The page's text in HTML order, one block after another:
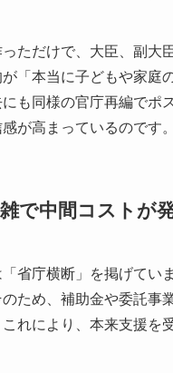
っただけで、大臣、副大
「本当に子どもや家庭
も同様の官庁再編でポ
が高まっているのです。
で中間コストが
省庁横断」を掲げてい
ため、補助金や委託事
れにより、本来支援を